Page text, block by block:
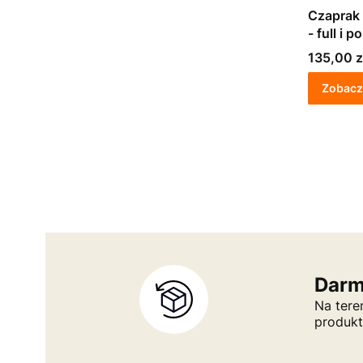
Czaprak
- full i
Cena
135,00
Na